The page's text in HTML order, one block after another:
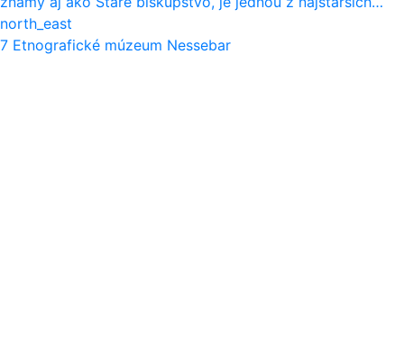
north_east
7 Etnografické múzeum Nessebar